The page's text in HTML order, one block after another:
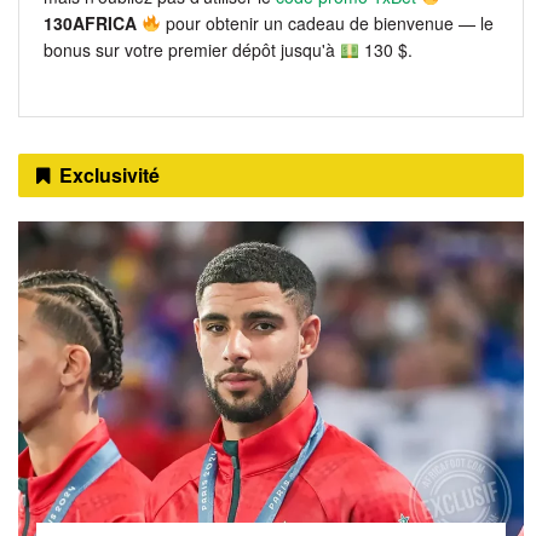
130AFRICA
pour obtenir un cadeau de bienvenue — le
bonus sur votre premier dépôt jusqu'à
130 $.
Exclusivité